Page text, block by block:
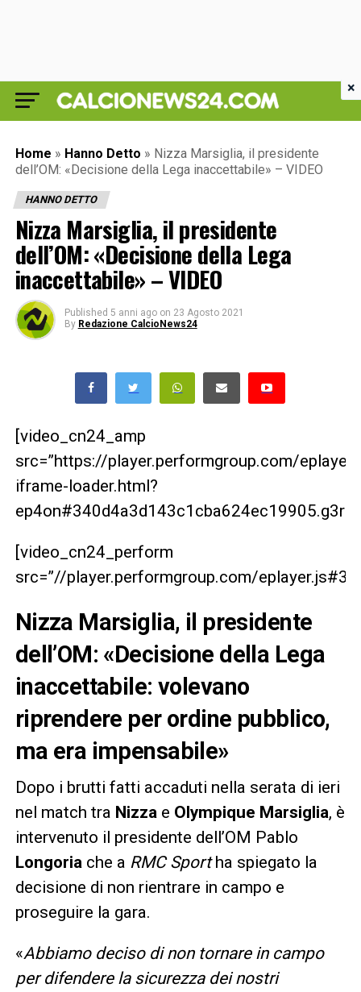
Home » Hanno Detto » Nizza Marsiglia, il presidente
dell’OM: «Decisione della Lega inaccettabile» – VIDEO
HANNO DETTO
Nizza Marsiglia, il presidente
dell’OM: «Decisione della Lega
inaccettabile» – VIDEO
Published 5 anni ago on 23 Agosto 2021
By Redazione CalcioNews24
[video_cn24_amp
src=”https://player.performgroup.com/
iframe-loader.html?
[video_cn24_perform
src=”//player.performgroup.com/
Nizza Marsiglia, il presidente
dell’OM: «Decisione della Lega
inaccettabile: volevano
riprendere per ordine pubblico,
ma era impensabile»
Dopo i brutti fatti accaduti nella serata di ieri
nel match tra Nizza e Olympique Marsiglia, è
intervenuto il presidente dell’OM Pablo
Longoria che a RMC Sportha spiegato la
decisione di non rientrare in campo e
proseguire la gara.
«Abbiamo deciso di non tornare in campo
per difendere la sicurezza dei nostri
×